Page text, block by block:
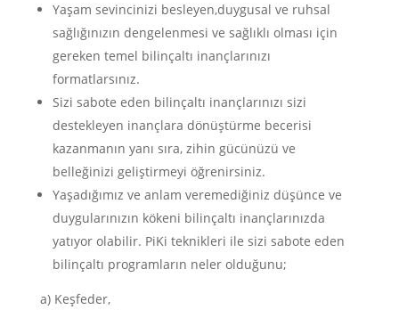
Yaşam sevincinizi besleyen,duygusal ve ruhsal
sağlığınızın dengelenmesi ve sağlıklı olması için
gereken temel bilinçaltı inançlarınızı
formatlarsınız.
Sizi sabote eden bilinçaltı inançlarınızı sizi
destekleyen inançlara dönüştürme becerisi
kazanmanın yanı sıra, zihin gücünüzü ve
belleğinizi geliştirmeyi öğrenirsiniz.
Yaşadığımız ve anlam veremediğiniz düşünce ve
duygularınızın kökeni bilinçaltı inançlarınızda
yatıyor olabilir. PiKi teknikleri ile sizi sabote eden
bilinçaltı programların neler olduğunu;
a) Keşfeder,